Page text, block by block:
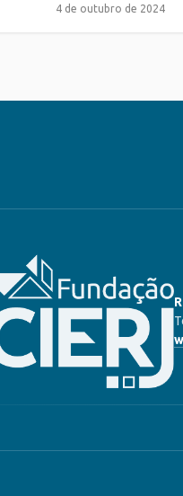
4 de outubro de 2024